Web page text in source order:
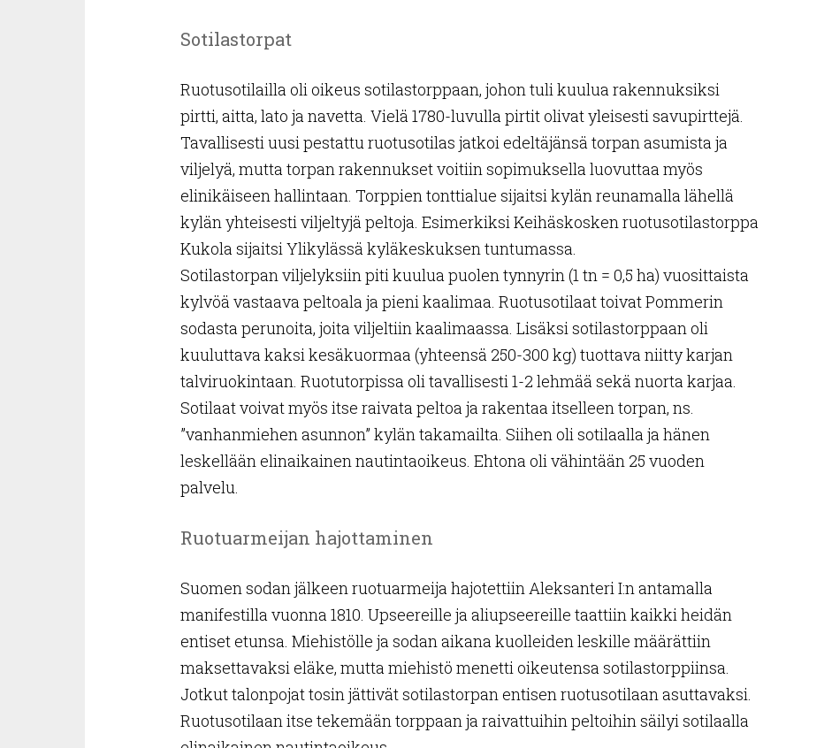
Sotilastorpat
Ruotusotilailla oli oikeus sotilastorppaan, johon tuli kuulua rakennuksiksi
pirtti, aitta, lato ja navetta. Vielä 1780-luvulla pirtit olivat yleisesti savupirttejä.
Tavallisesti uusi pestattu ruotusotilas jatkoi edeltäjänsä torpan asumista ja
viljelyä, mutta torpan rakennukset voitiin sopimuksella luovuttaa myös
elinikäiseen hallintaan. Torppien tonttialue sijaitsi kylän reunamalla lähellä
kylän yhteisesti viljeltyjä peltoja. Esimerkiksi Keihäskosken ruotusotilastorppa
Kukola sijaitsi Ylikylässä kyläkeskuksen tuntumassa.
Sotilastorpan viljelyksiin piti kuulua puolen tynnyrin (1 tn = 0,5 ha) vuosittaista
kylvöä vastaava peltoala ja pieni kaalimaa. Ruotusotilaat toivat Pommerin
sodasta perunoita, joita viljeltiin kaalimaassa. Lisäksi sotilastorppaan oli
kuuluttava kaksi kesäkuormaa (yhteensä 250-300 kg) tuottava niitty karjan
talviruokintaan. Ruotutorpissa oli tavallisesti 1-2 lehmää sekä nuorta karjaa.
Sotilaat voivat myös itse raivata peltoa ja rakentaa itselleen torpan, ns.
”vanhanmiehen asunnon” kylän takamailta. Siihen oli sotilaalla ja hänen
leskellään elinaikainen nautintaoikeus. Ehtona oli vähintään 25 vuoden
palvelu.
Ruotuarmeijan hajottaminen
Suomen sodan jälkeen ruotuarmeija hajotettiin Aleksanteri I:n antamalla
manifestilla vuonna 1810. Upseereille ja aliupseereille taattiin kaikki heidän
entiset etunsa. Miehistölle ja sodan aikana kuolleiden leskille määrättiin
maksettavaksi eläke, mutta miehistö menetti oikeutensa sotilastorppiinsa.
Jotkut talonpojat tosin jättivät sotilastorpan entisen ruotusotilaan asuttavaksi.
Ruotusotilaan itse tekemään torppaan ja raivattuihin peltoihin säilyi sotilaalla